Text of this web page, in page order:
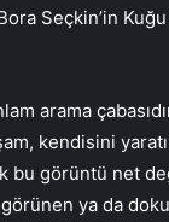
Seçkin’in Kuğu
arama
kendisini
bu görüntü net
ya da